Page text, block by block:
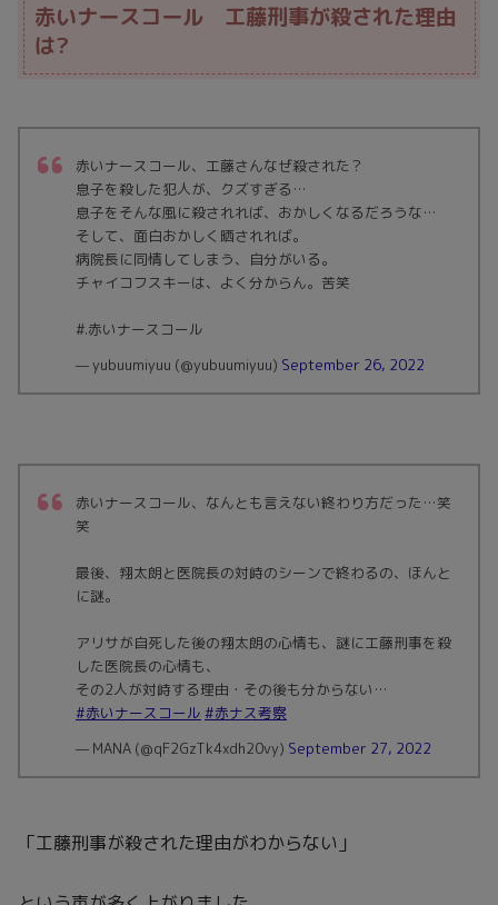
赤いナースコール 工藤刑事が殺された理由
は?
赤いナースコール、工藤さんなぜ殺された？
息子を殺した犯人が、クズすぎる…
息子をそんな風に殺されれば、おかしくなるだろうな…
そして、面白おかしく晒されれば。
病院長に同情してしまう、自分がいる。
チャイコフスキーは、よく分からん。苦笑
#.赤いナースコール
— yubuumiyuu (@yubuumiyuu) September 26, 2022
赤いナースコール、なんとも言えない終わり方だった…笑
笑
最後、翔太朗と医院長の対峙のシーンで終わるの、ほんと
に謎。
アリサが自死した後の翔太朗の心情も、謎に工藤刑事を殺
した医院長の心情も、
その2人が対峙する理由・その後も分からない…
#赤いナースコール #赤ナス考察
— MANA (@qF2GzTk4xdh20vy) September 27, 2022
「工藤刑事が殺された理由がわからない」